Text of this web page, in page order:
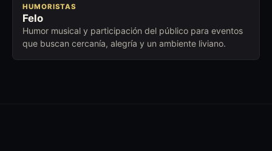
HUMORISTAS
Felo
Humor musical y participación del público para eventos
que buscan cercanía, alegría y un ambiente liviano.